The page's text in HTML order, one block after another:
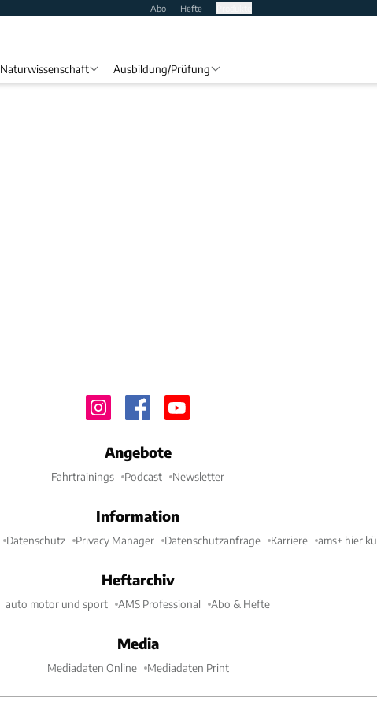
Abo Hefte
Naturwissenschaft Ausbildung/Prüfung
Angebote
Fahrtrainings Podcast Newsletter
Information
Datenschutz Privacy Manager Datenschutzanfrage Karriere ams+ hier
Heftarchiv
auto motor und sport AMS Professional Abo & Hefte
Media
Mediadaten Online Mediadaten Print